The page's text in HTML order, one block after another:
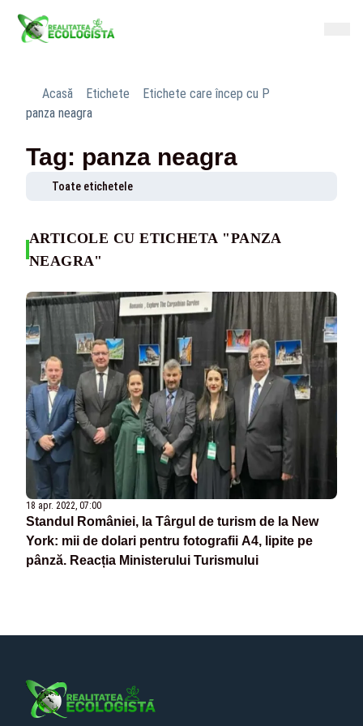
Acasă Etichete
Etichete care încep cu P
panza neagra
Tag: panza neagra
Toate etichetele
ARTICOLE CU ETICHETA "PANZA
NEAGRA"
18 apr. 2022, 07:00
Standul României, la Târgul de turism de la New
York: mii de dolari pentru fotografii A4, lipite pe
pânză. Reacția Ministerului Turismului